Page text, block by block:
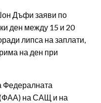
Дъфи заяви по
ден между 15 и 20
липса на заплати,
на ден при
Федералната
на САЩ и на